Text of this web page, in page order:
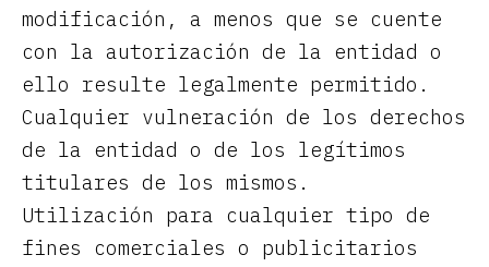
modificación, a menos que se cuente
con la autorización de la entidad o
ello resulte legalmente permitido.
Cualquier vulneración de los derechos
de la entidad o de los legítimos
titulares de los mismos.
Utilización para cualquier tipo de
fines comerciales o publicitarios